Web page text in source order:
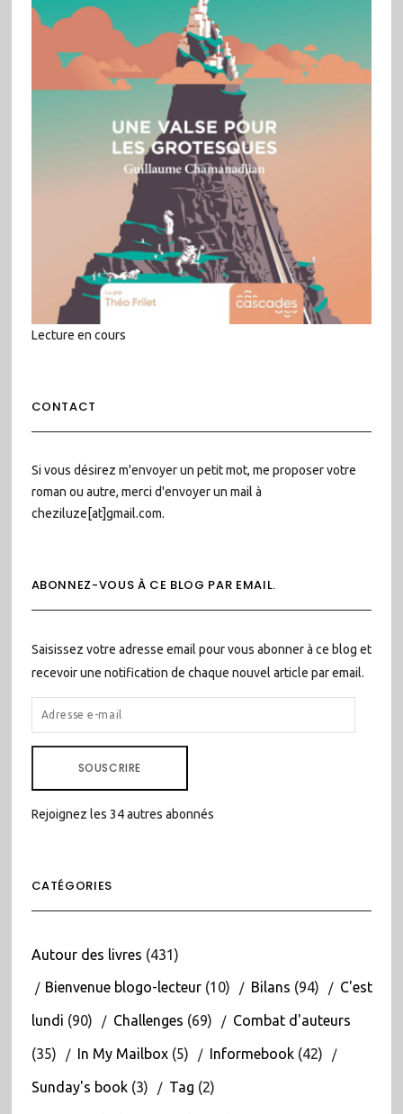
Lecture en cours
CONTACT
Si vous désirez m'envoyer un petit mot, me proposer votre
roman ou autre, merci d'envoyer un mail à
cheziluze[at]gmail.com.
ABONNEZ-VOUS À CE BLOG PAR EMAIL.
Saisissez votre adresse email pour vous abonner à ce blog et
recevoir une notification de chaque nouvel article par email.
ADRESSE
E-
SOUSCRIRE
Rejoignez les 34 autres abonnés
CATÉGORIES
Autour des livres (431)
Bienvenue blogo-lecteur(10) Bilans (94) C'est
lundi (90) Challenges (69) Combat d'auteurs
(35) In My Mailbox(5) Informebook(42)
Sunday's book(3) Tag (2)